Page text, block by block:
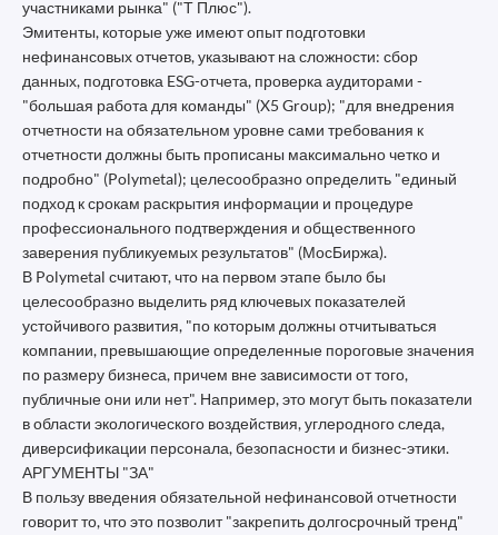
участниками рынка" ("Т Плюс").
Эмитенты, которые уже имеют опыт подготовки
нефинансовых отчетов, указывают на сложности: сбор
данных, подготовка ESG-отчета, проверка аудиторами -
"большая работа для команды" (X5 Group); "для внедрения
отчетности на обязательном уровне сами требования к
отчетности должны быть прописаны максимально четко и
подробно" (Polymetal); целесообразно определить "единый
подход к срокам раскрытия информации и процедуре
профессионального подтверждения и общественного
заверения публикуемых результатов" (МосБиржа).
В Polymetal считают, что на первом этапе было бы
целесообразно выделить ряд ключевых показателей
устойчивого развития, "по которым должны отчитываться
компании, превышающие определенные пороговые значения
по размеру бизнеса, причем вне зависимости от того,
публичные они или нет". Например, это могут быть показатели
в области экологического воздействия, углеродного следа,
диверсификации персонала, безопасности и бизнес-этики.
АРГУМЕНТЫ "ЗА"
В пользу введения обязательной нефинансовой отчетности
говорит то, что это позволит "закрепить долгосрочный тренд"